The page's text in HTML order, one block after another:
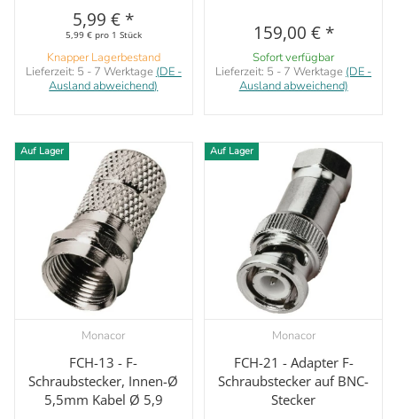
5,99 € *
5,99 € pro 1 Stück
Knapper Lagerbestand
Lieferzeit: 5 - 7 Werktage (DE -
Ausland abweichend)
159,00 € *
Sofort verfügbar
Lieferzeit: 5 - 7 Werktage (DE -
Ausland abweichend)
Auf Lager
Monacor
FCH-13 - F-
Schraubstecker, Innen-Ø
5,5mm Kabel Ø 5,9
Auf Lager
Monacor
FCH-21 - Adapter F-
Schraubstecker auf BNC-
Stecker